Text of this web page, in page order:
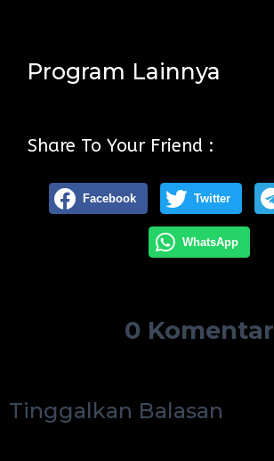
Program Lainnya
Share To Your Friend :
Facebook Twitter
WhatsApp
0 Komentar
Tinggalkan Balasan